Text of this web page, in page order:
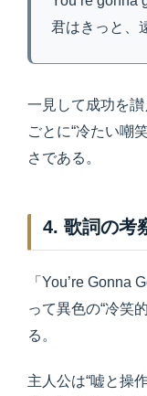
君はきっと、
一見して成功を
ごとに“冷たい嘲
さである。
4. 歌詞の考
「You’re Gonna
って異色の“冷笑
る。
主人公は“嘘と操